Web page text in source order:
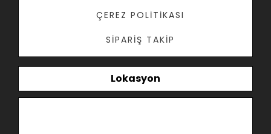
ÇEREZ POLITIKASI
SIPARIŞ TAKIP
Lokasyon